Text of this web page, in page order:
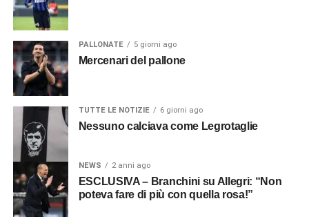
PALLONATE 5 giorni ago
Mercenari del pallone
TUTTE LE NOTIZIE 6 giorni ago
Nessuno calciava come Legrotaglie
NEWS 2 anni ago
ESCLUSIVA – Branchini su Allegri: “Non
poteva fare di più con quella rosa!”